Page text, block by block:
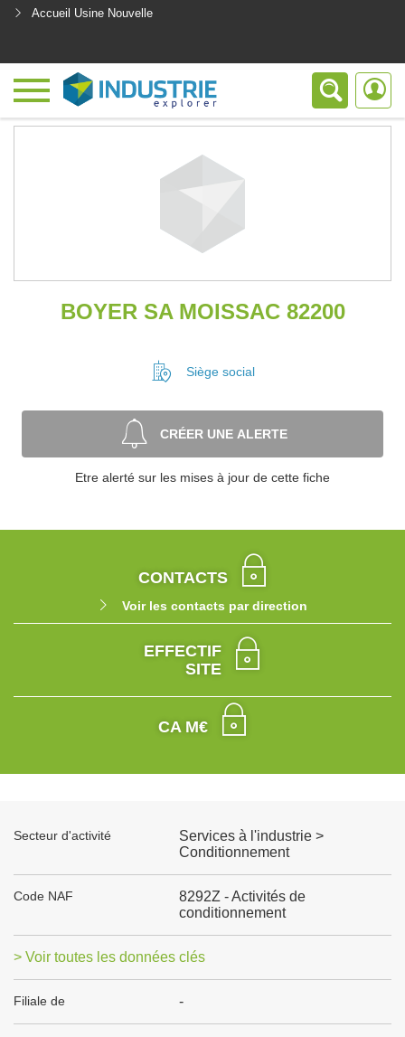
Accueil Usine Nouvelle
BOYER SA MOISSAC 82200
Siège social
CRÉER UNE ALERTE
Etre alerté sur les mises à jour de cette fiche
CONTACTS
Voir les contacts par direction
EFFECTIF
SITE
CA M€
Secteur d'activité
Services à l'industrie >
Conditionnement
Code NAF
8292Z - Activités de
conditionnement
> Voir toutes les données clés
Filiale de -